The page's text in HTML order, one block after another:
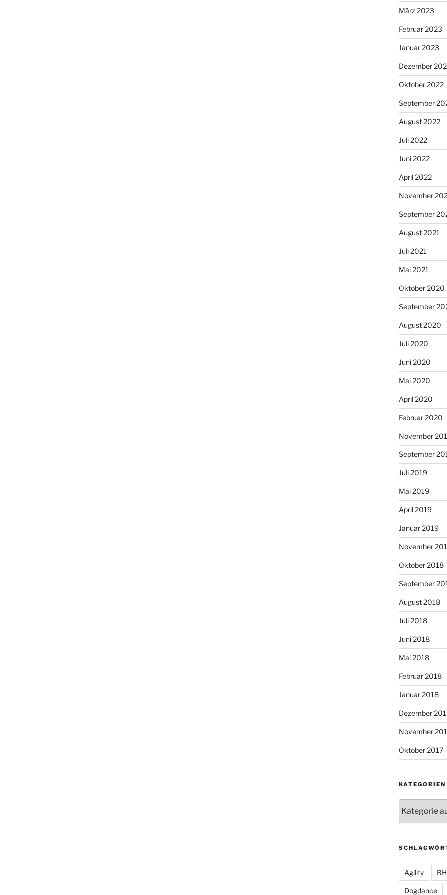
März 2023
Februar 2023
Januar 2023
Dezember
Oktober 2022
September
August 2022
Juli 2022
Juni 2022
April 2022
November
September
August 2021
Juli 2021
Mai 2021
Oktober 2020
September
August 2020
Juli 2020
Juni 2020
Mai 2020
April 2020
Februar 2020
November
September
Juli 2019
Mai 2019
April 2019
Januar 2019
November
Oktober 2018
September
August 2018
Juli 2018
Juni 2018
Mai 2018
Februar 2018
Januar 2018
Dezember
November
Oktober 2017
KATEGORIEN
Agility BH
Dogdance